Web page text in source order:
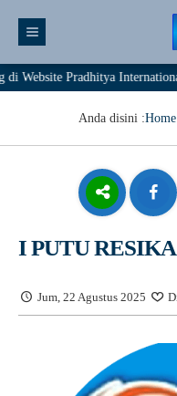
Pradhitya International
Anda disini :Home
I PUTU RESIKA
Jum, 22 Agustus 2025